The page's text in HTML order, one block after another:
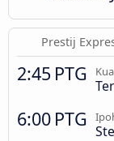
Prestij
2:45 PTG
6:00 PTG